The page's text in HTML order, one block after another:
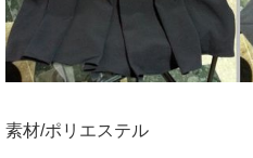
素材/ポリエステル お